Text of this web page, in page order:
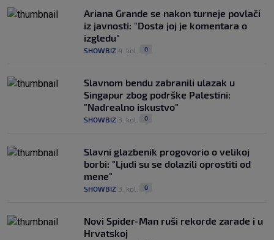
Ariana Grande se nakon turneje povlači
iz javnosti: "Dosta joj je komentara o
izgledu"
SHOWBIZ 4. kol. 0
Slavnom bendu zabranili ulazak u
Singapur zbog podrške Palestini:
"Nadrealno iskustvo"
SHOWBIZ 3. kol. 0
Slavni glazbenik progovorio o velikoj
borbi: "Ljudi su se dolazili oprostiti od
mene"
SHOWBIZ 3. kol. 0
Novi Spider-Man ruši rekorde zarade i u
Hrvatskoj